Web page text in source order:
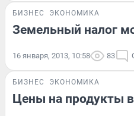
БИЗНЕС ЭКОНОМИКА
Земельный налог
16 января, 2013, 10:58 83
БИЗНЕС ЭКОНОМИКА
Цены на продукты